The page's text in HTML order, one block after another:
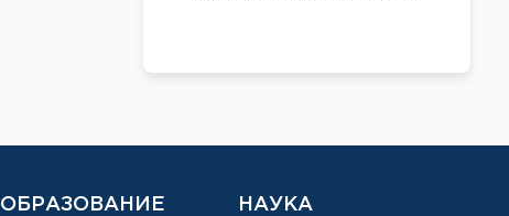
ОБРАЗОВАНИЕ НАУКА